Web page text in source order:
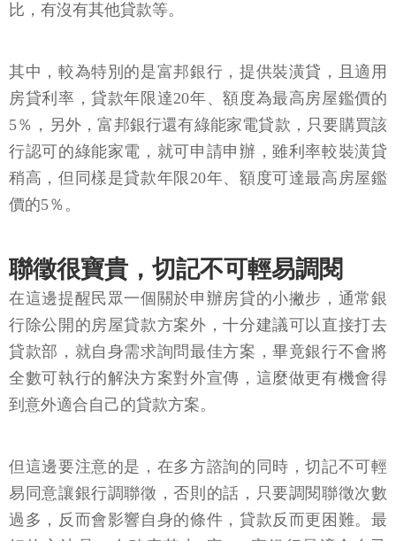
比，有沒有其他貸款等。
其中，較為特別的是富邦銀行，提供裝潢貸，且適用
房貸利率，貸款年限達20年、額度為最高房屋鑑價的
5％，另外，富邦銀行還有綠能家電貸款，只要購買該
行認可的綠能家電，就可申請申辦，雖利率較裝潢貸
稍高，但同樣是貸款年限20年、額度可達最高房屋鑑
價的5％。
聯徵很寶貴，切記不可輕易調閱
在這邊提醒民眾一個關於申辦房貸的小撇步，通常銀
行除公開的房屋貸款方案外，十分建議可以直接打去
貸款部，就自身需求詢問最佳方案，畢竟銀行不會將
全數可執行的解決方案對外宣傳，這麼做更有機會得
到意外適合自己的貸款方案。
但這邊要注意的是，在多方諮詢的同時，切記不可輕
易同意讓銀行調聯徵，否則的話，只要調閱聯徵次數
過多，反而會影響自身的條件，貸款反而更困難。最